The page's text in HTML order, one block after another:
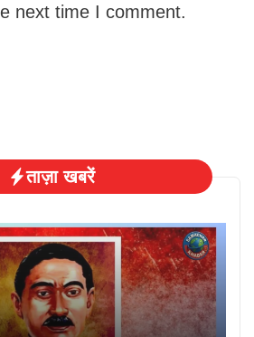
next time I comment.
ताज़ा खबरें